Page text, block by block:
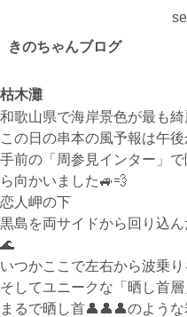
きのちゃんブログ
無料体
ギター･ウク
073-
きのちゃんブログ
枯木灘
和歌山県で海岸景色が最も綺
この日の串本の風予報は午
手前の「周参見インター」
ら向かいました🚙💨
恋人岬の下
黒島を両サイドから回り込
🌊
いつかここで左右から波乗り
そしてユニークな「晒し首層
まるで晒し首👤👤👤のよう